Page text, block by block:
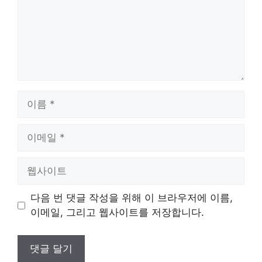
트
다음 번 댓글 작성을 위해 이 브라우저에 이름,
이메일, 그리고 웹사이트를 저장합니다.